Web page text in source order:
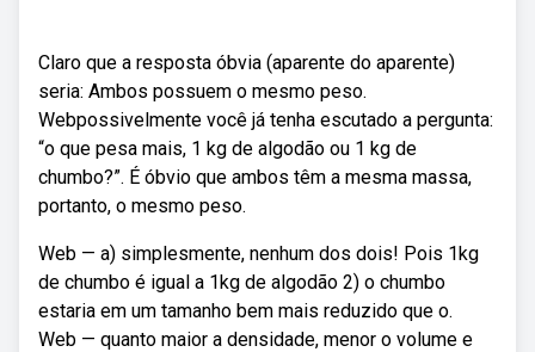
Claro que a resposta óbvia (aparente do aparente)
seria: Ambos possuem o mesmo peso.
Webpossivelmente você já tenha escutado a pergunta:
“o que pesa mais, 1 kg de algodão ou 1 kg de
chumbo?”. É óbvio que ambos têm a mesma massa,
portanto, o mesmo peso.
Web — a) simplesmente, nenhum dos dois! Pois 1kg
de chumbo é igual a 1kg de algodão 2) o chumbo
estaria em um tamanho bem mais reduzido que o.
Web — quanto maior a densidade, menor o volume e